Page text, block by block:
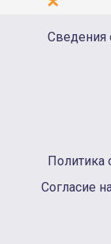
Сведения
Политика
Согласие